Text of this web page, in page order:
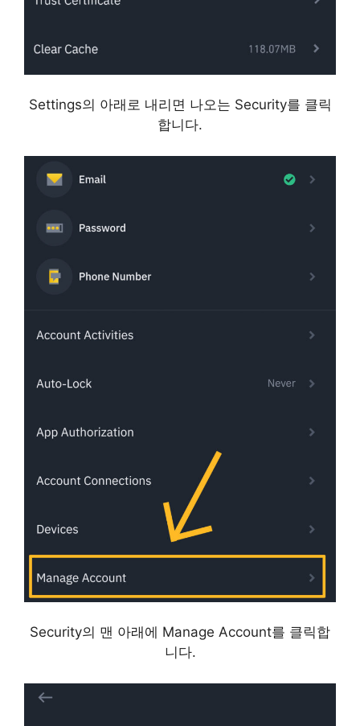
Settings의 아래로 내리면 나오는 Security를 클릭
합니다.
Security의 맨 아래에 Manage Account를 클릭합
니다.